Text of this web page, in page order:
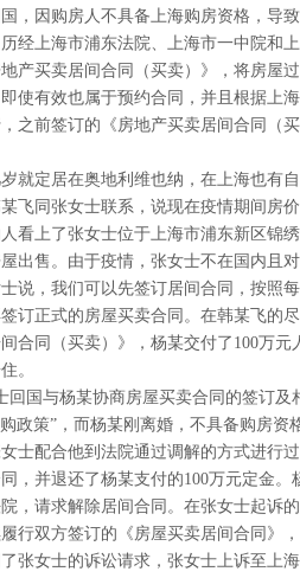
因购房人不具备上海购房资格，导
经上海市浦东法院、上海市一中院和
产买卖居间合同（买卖）》，将房屋
使有效也属于预约合同，并且根据上
之前签订的《房地产买卖居间合同（
定居在奥地利维也纳，在上海也有自
飞同张女士联系，说现在疫情期间房
看上了张女士位于上海市浦东新区锦
出售。由于疫情，张女士不在国内且
说，我们可以先签订居间合同，按照
订正式的房屋买卖合同。在韩某飞的
合同（买卖）》，杨某交付了100万
。
国与杨某协商房屋买卖合同的签订及
政策”，而杨某刚离婚，不具备购房资
士配合他到法院通过调解的方式进行
，并退还了杨某支付的100万元定金
，请求解除居间合同。在张女士起诉
行双方签订的《房屋买卖居间合同》
张女士的诉讼请求，张女士上诉至上